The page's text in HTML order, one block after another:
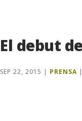
El debut
SEP 22, 2015 | PRENSA |